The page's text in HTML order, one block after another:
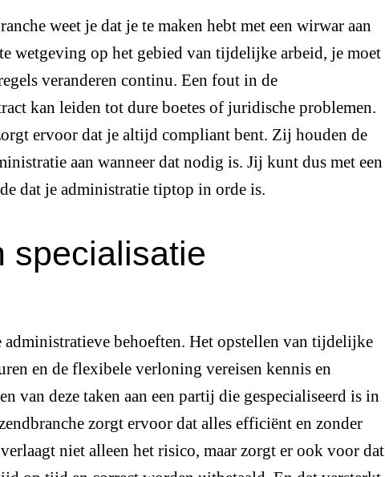
weet je dat je te maken hebt met een wirwar aan
wetgeving op het gebied van tijdelijke arbeid, je moet
veranderen continu. Een fout in de
kan leiden tot dure boetes of juridische problemen.
ervoor dat je altijd compliant bent. Zij houden de
aan wanneer dat nodig is. Jij kunt dus met een
dat je administratie tiptop in orde is.
specialisatie
administratieve behoeften. Het opstellen van tijdelijke
en de flexibele verloning vereisen kennis en
van deze taken aan een partij die gespecialiseerd is in
zorgt ervoor dat alles efficiënt en zonder
niet alleen het risico, maar zorgt er ook voor dat